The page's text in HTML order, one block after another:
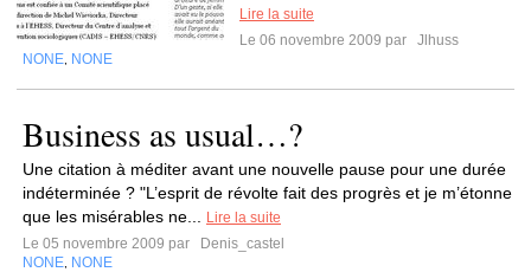
Lire la suite
Le 06 novembre 2009 par
Jlhuss
NONE NONE
Business as usual…?
Une citation à méditer avant une nouvelle pause pour une durée
indéterminée ? "L’esprit de révolte fait des progrès et je m’étonne
que les misérables ne...
Lire la suite
Le 05 novembre 2009 par
Denis_castel
NONE NONE